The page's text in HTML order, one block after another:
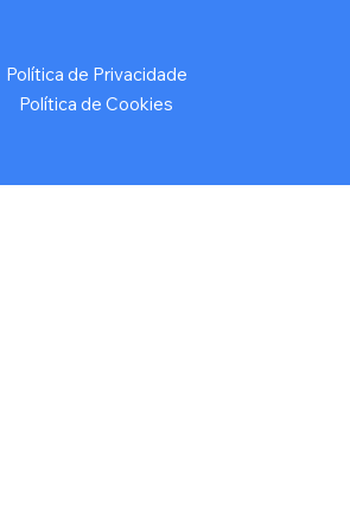
Política de Privacidade
Política de Cookies